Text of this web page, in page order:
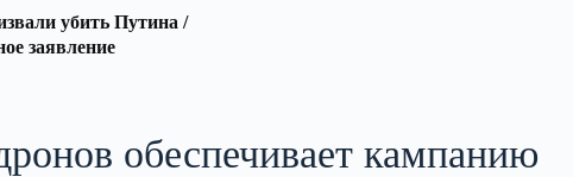
убить Путина /
заявление
обеспечивает кампанию